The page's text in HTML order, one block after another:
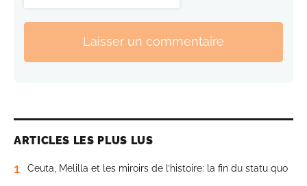
Laisser un commentaire
ARTICLES LES PLUS LUS
1 Ceuta, Melilla et les miroirs de l’histoire: la fin du statu quo